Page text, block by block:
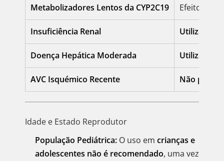
Metabolizadores Lentos da CYP2C19 Efeito
Insuficiência Renal Utilizar
Doença Hepática Moderada Utilizar
AVC Isquémico Recente Não pode
Idade e Estado Reprodutor
População Pediátrica: O uso em crianças e
adolescentes não é recomendado, uma vez